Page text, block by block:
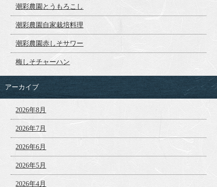
潮彩農園とうもろこし
潮彩農園自家栽培料理
潮彩農園赤しそサワー
梅しそチャーハン
アーカイブ
2026年8月
2026年7月
2026年6月
2026年5月
2026年4月